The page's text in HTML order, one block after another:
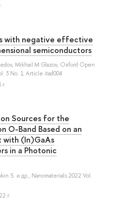
with negative effective
semiconductors
, Mikhail M Glazov, Oxford Open
3 No. 1 Article itad004
Sources for the
O-Band Based on an
with (In)GaAs
in a Photonic
S. и др., Nanomaterials 2022 Vol.
г.